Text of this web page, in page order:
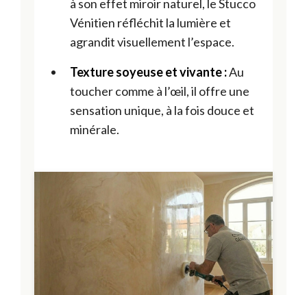
à son effet miroir naturel, le Stucco
Vénitien réfléchit la lumière et
agrandit visuellement l’espace.
Texture soyeuse et vivante :Au
toucher comme à l’œil, il offre une
sensation unique, à la fois douce et
minérale.